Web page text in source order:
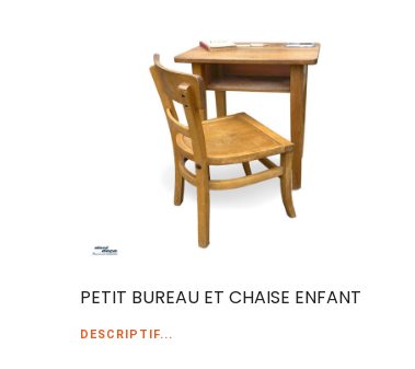
PETIT BUREAU ET CHAISE ENFANT
DESCRIPTIF...